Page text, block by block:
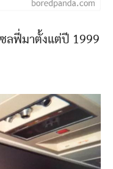
ซลฟี่มาตั้งแต่ปี 1999